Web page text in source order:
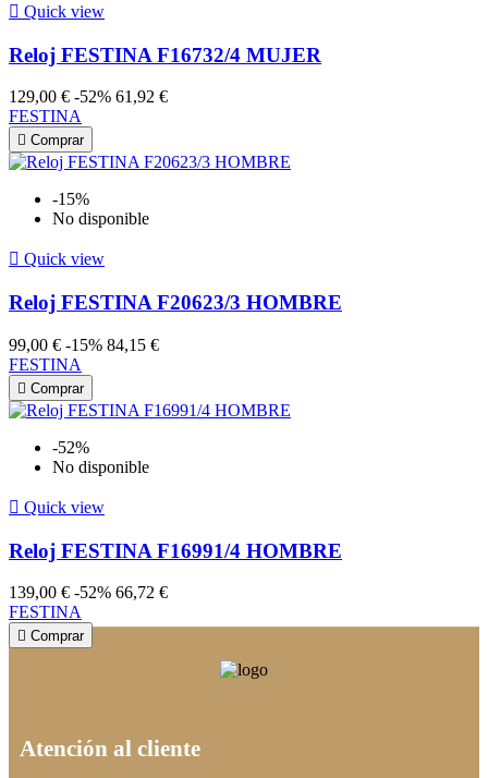
 Quick view
Reloj FESTINA F16732/4 MUJER
129,00 € -52% 61,92 €
FESTINA
 Comprar
-15%
No disponible
 Quick view
Reloj FESTINA F20623/3 HOMBRE
99,00 € -15% 84,15 €
FESTINA
 Comprar
-52%
No disponible
 Quick view
Reloj FESTINA F16991/4 HOMBRE
139,00 € -52% 66,72 €
FESTINA
 Comprar
Atención al cliente